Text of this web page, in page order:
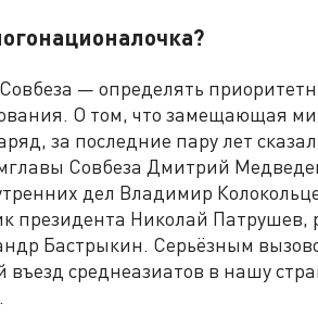
— определять
О том, что замещающая
за последние пару лет
Совбеза Дмитрий
дел Владимир
президента Николай Патрушев,
Бастрыкин. Серьёзным
въезд среднеазиатов в нашу